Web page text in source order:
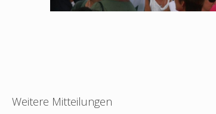
Weitere Mitteilungen